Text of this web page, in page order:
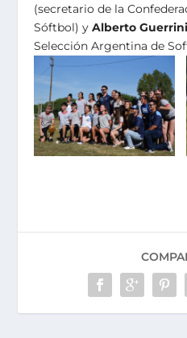
(secretario de la
Sóftbol) yAlberto
Selección Argentina de